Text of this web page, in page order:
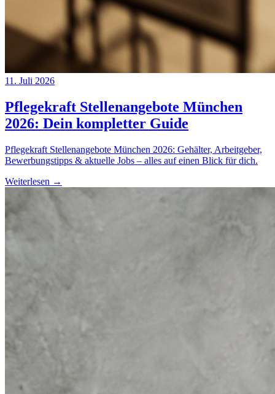
11. Juli 2026
Pflegekraft Stellenangebote München
2026: Dein kompletter Guide
Pflegekraft Stellenangebote München 2026: Gehälter, Arbeitgeber,
Bewerbungstipps & aktuelle Jobs – alles auf einen Blick für dich.
Weiterlesen →